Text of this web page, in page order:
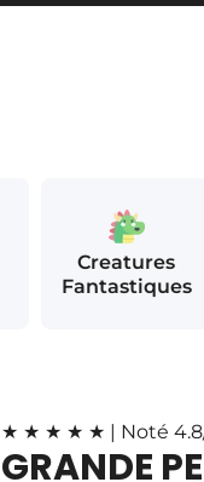
Creatures
Fantastiques
★ ★ ★ ★ ★ | Noté
GRANDE